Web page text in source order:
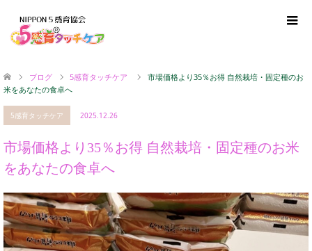
ブログ 5感育タッチケア
市場価格より35％お得 自然栽培・固定種のお
米をあなたの食卓へ
5感育タッチケア 2025.12.26
市場価格より35％お得 自然栽培・固定種のお米
をあなたの食卓へ